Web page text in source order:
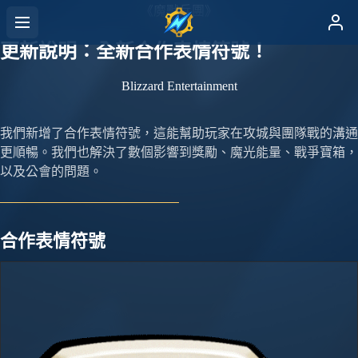
《魔獸兵團》
更新說明：全新合作表情符號！
Blizzard Entertainment
我們新增了合作表情符號，這能幫助玩家在攻城與團隊戰的溝通
更順暢。我們也解決了數個影響到獎勵、魔光能量、戰爭寶箱，
以及公會的問題。
合作表情符號